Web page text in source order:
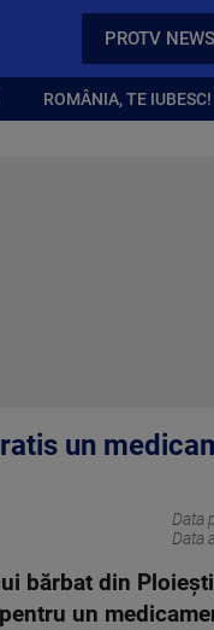
PROTV
ROMÂNIA, TE IUBESC!
un
Data
Data
bărbat din
un